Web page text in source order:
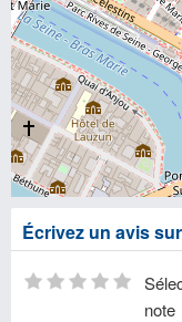
Écrivez un avis
note